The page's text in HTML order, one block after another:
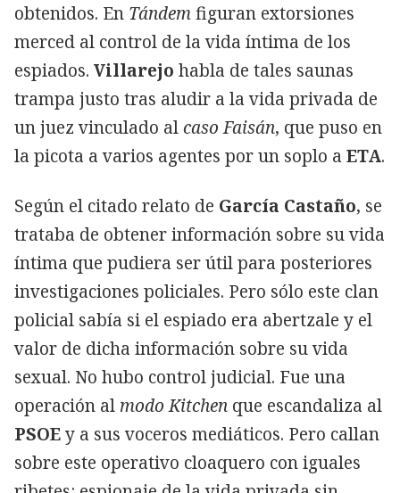
obtenidos. En Tándemfiguran extorsiones
merced al control de la vida íntima de los
espiados. Villarejo habla de tales saunas
trampa justo tras aludir a la vida privada de
un juez vinculado alcaso Faisán, que puso en
la picota a varios agentes por un soplo a ETA.
Según el citado relato de García Castaño, se
trataba de obtener información sobre su vida
íntima que pudiera ser útil para posteriores
investigaciones policiales. Pero sólo este clan
policial sabía si el espiado era abertzale y el
valor de dicha información sobre su vida
sexual. No hubo control judicial. Fue una
operación al modo Kitchen que escandaliza al
PSOEy a sus voceros mediáticos. Pero callan
sobre este operativo cloaquero con iguales